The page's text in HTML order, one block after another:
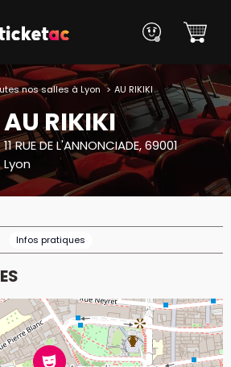
nos salles à Lyon AU RIKIKI
AU RIKIKI
11 RUE DE L'ANNONCIADE, 69001
Lyon
Infos pratiques